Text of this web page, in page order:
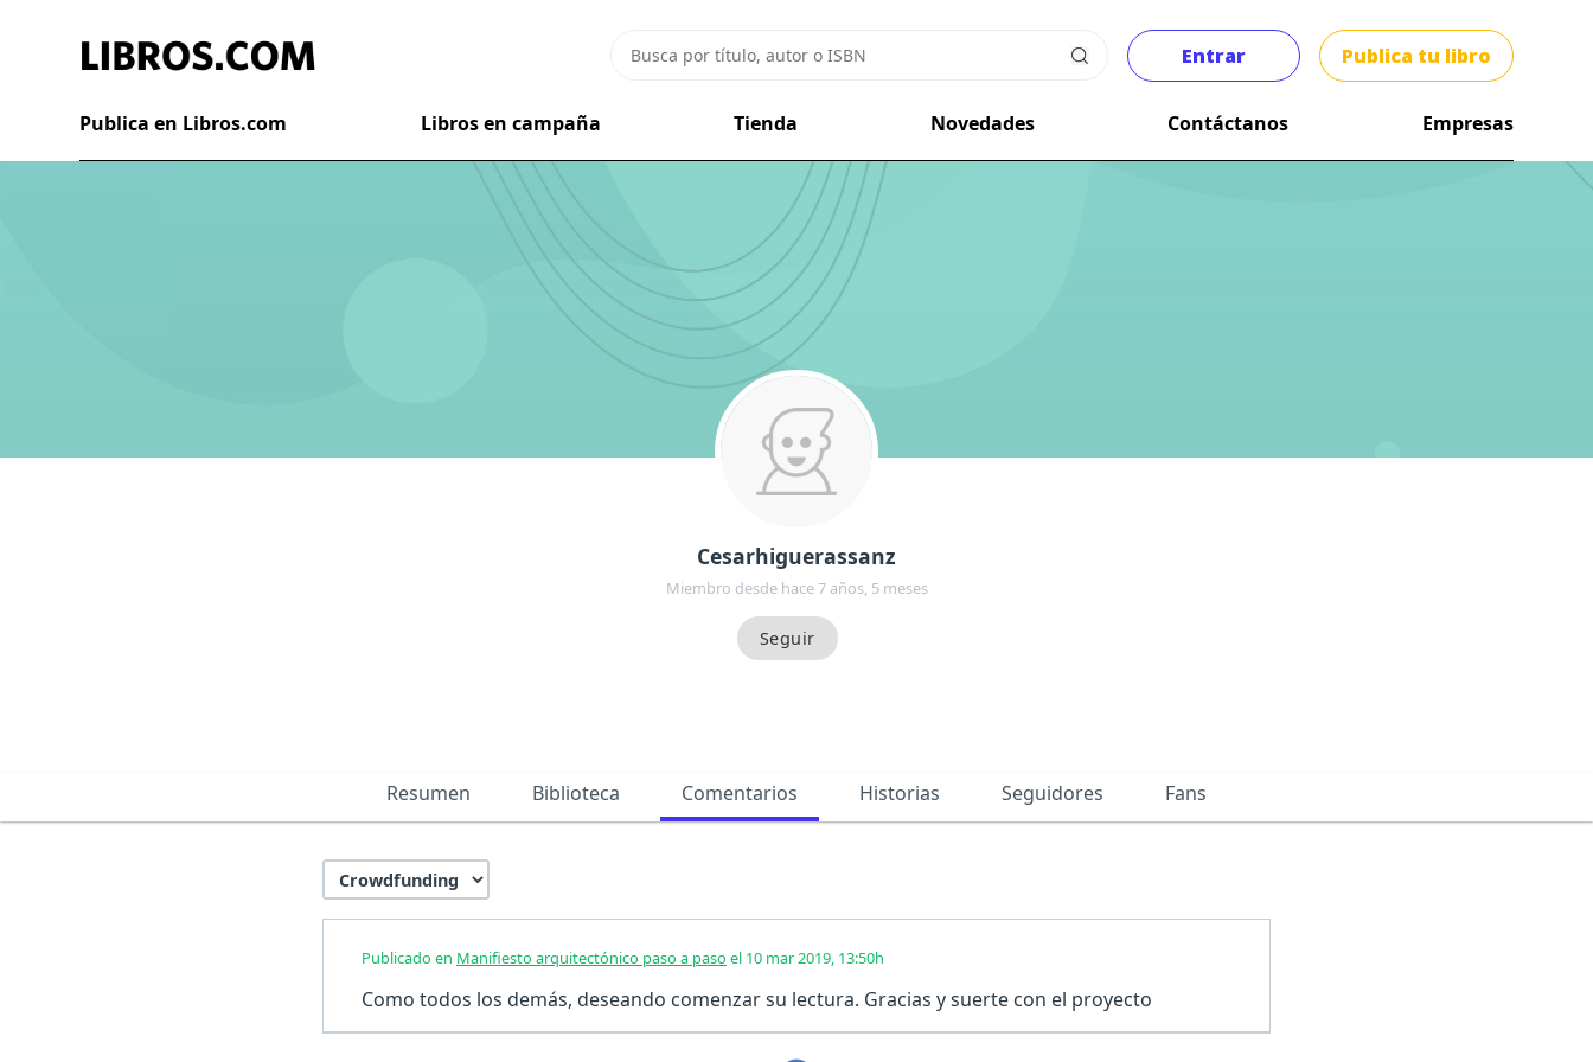
Entrar Publica tu libro
Publica en Libros.com Libros en campaña Tienda Novedades Contáctanos Empresas
Cesarhiguerassanz
Miembro desde hace 7 años, 5 meses
Resumen Biblioteca Comentarios Historias Seguidores Fans
Publicado en Manifiesto arquitectónico paso a paso el 10 mar 2019, 13:50h
Como todos los demás, deseando comenzar su lectura. Gracias y suerte con el proyecto